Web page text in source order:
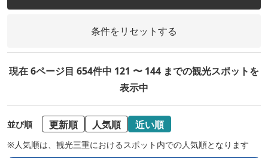
条件をリセットする
現在 6ページ目 654件中 121 〜 144 までの観光スポットを
表示中
並び順 更新順 人気順 近い順
※人気順は、観光三重におけるスポット内での人気順となります